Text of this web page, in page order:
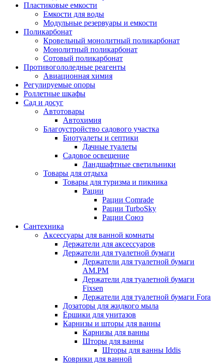
Пластиковые емкости
Емкости для воды
Модульные резервуары и емкости
Поликарбонат
Кровельный монолитный поликарбонат
Монолитный поликарбонат
Сотовый поликарбонат
Противогололедные реагенты
Авиационная химия
Регулируемые опоры
Роллетные шкафы
Сад и досуг
Автотовары
Автохимия
Благоустройство садового участка
Биотуалеты и септики
Дачные туалеты
Садовое освещение
Ландшафтные светильники
Товары для отдыха
Товары для туризма и пикника
Рации
Рации Comrade
Рации TurboSky
Рации Союз
Сантехника
Аксессуары для ванной комнаты
Держатели для аксессуаров
Держатели для туалетной бумаги
Держатели для туалетной бумаги
AM.PM
Держатели для туалетной бумаги
Fixsen
Держатели для туалетной бумаги Fora
Дозаторы для жидкого мыла
Ёршики для унитазов
Карнизы и шторы для ванны
Карнизы для ванны
Шторы для ванны
Шторы для ванны Iddis
Коврики для ванной